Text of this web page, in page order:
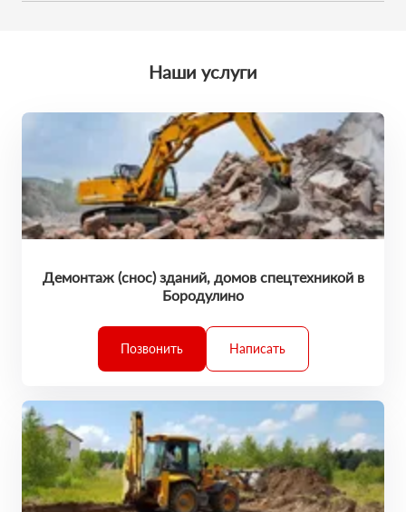
Наши услуги
Демонтаж (снос) зданий, домов спецтехникой в
Бородулино
Позвонить Написать